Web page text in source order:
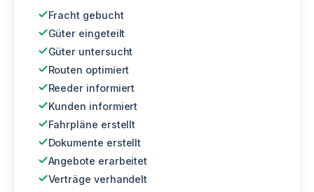
Fracht gebucht
Güter eingeteilt
Güter untersucht
Routen optimiert
Reeder informiert
Kunden informiert
Fahrpläne erstellt
Dokumente erstellt
Angebote erarbeitet
Verträge verhandelt